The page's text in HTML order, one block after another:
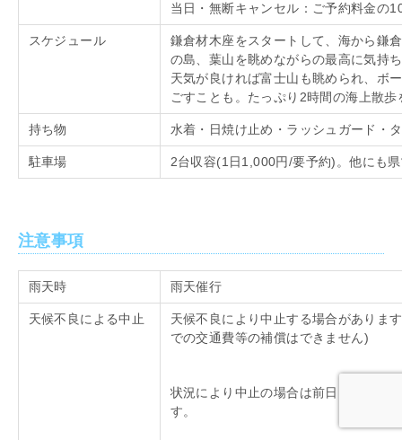
当日・無断キャンセル：ご予約料金の
スケジュール
鎌倉材木座をスタートして、海から鎌
の島、葉山を眺めながらの最高に気持
天気が良ければ富士山も眺められ、ボ
ごすことも。たっぷり 2時間の海上散
持ち物 水着・日焼け止め・ラッシュガード・
駐車場 2台収容(1 日1,000円/要予約) 。他にも
注意事項
雨天時 雨天催行
天候不良による中止
天候不良により中止する場合があります
での交通費等の補償はできません)
状況により中止の場合は前日までに主
す。